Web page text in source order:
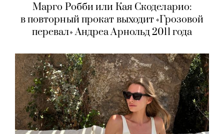
Марго Робби или Кая Скоделарио:
в повторный прокат выходит «Грозовой
перевал» Андреа Арнольд 2011 года